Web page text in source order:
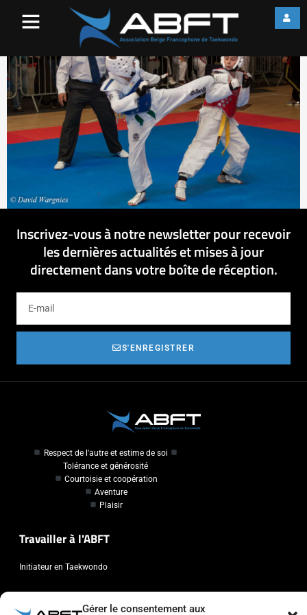
Gérer le consentement aux
Inscrivez-vous à notre newsletter pour recevoir
les dernières actualités et mises à jour
directement dans votre boîte de réception.
S'ENREGISTRER
Respect de l'autre et estime de soi
Tolérance et générosité
Courtoisie et coopération
Aventure
Plaisir
Travailler à l'ABFT
Initiateur en Taekwondo